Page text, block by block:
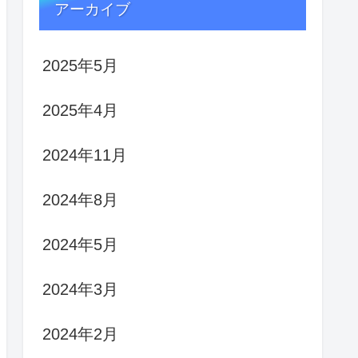
アーカイブ
2025年5月
2025年4月
2024年11月
2024年8月
2024年5月
2024年3月
2024年2月